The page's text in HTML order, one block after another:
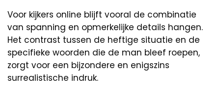
Voor kijkers online blijft vooral de combinatie
van spanning en opmerkelijke details hangen.
Het contrast tussen de heftige situatie en de
specifieke woorden die de man bleef roepen,
zorgt voor een bijzondere en enigszins
surrealistische indruk.